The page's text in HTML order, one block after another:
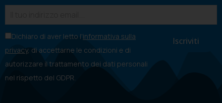
Dichiaro di aver letto l'informativa sulla
privacy, di accettarne le condizioni e di
autorizzare il trattamento dei dati personali
nel rispetto del GDPR.